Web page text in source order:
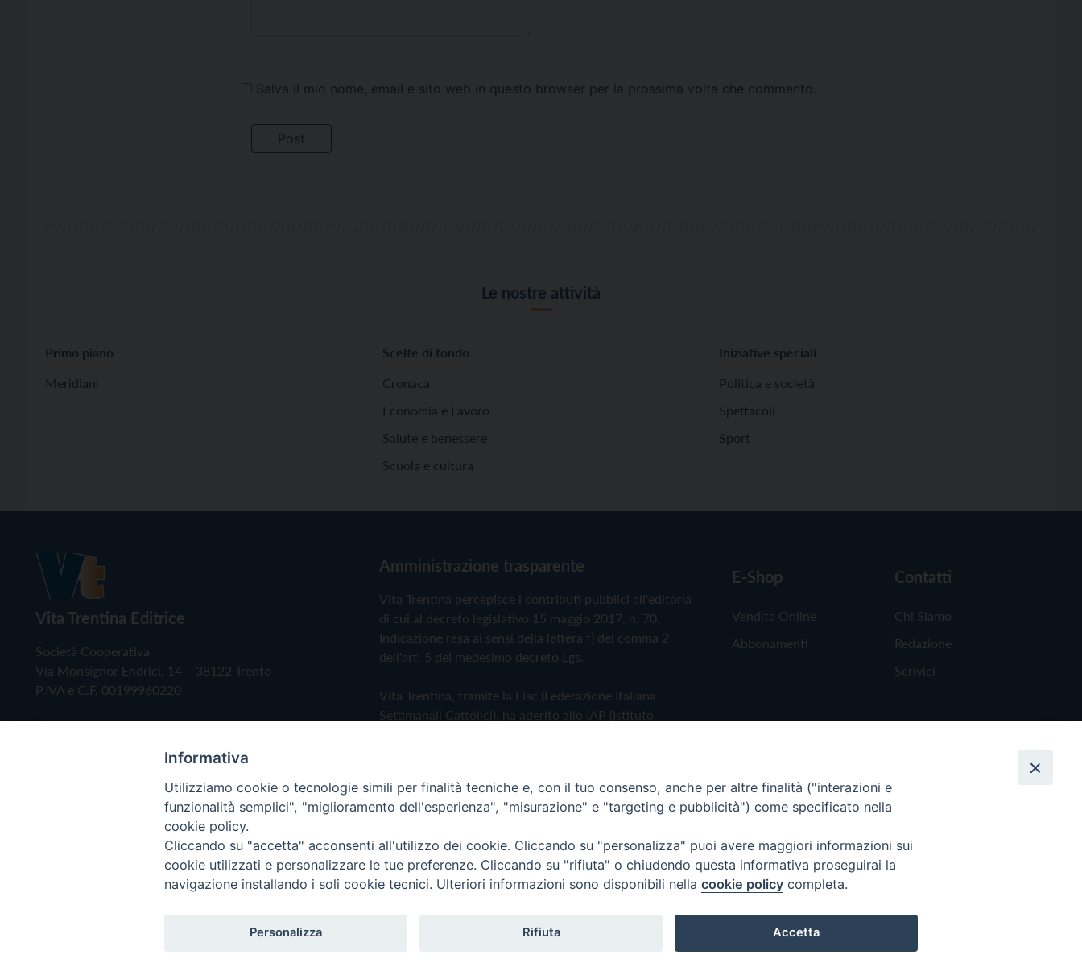
Salva il mio nome, email e sito web in questo browser per la prossima volta che commento.
Le nostre attività
Primo piano
Meridiani
Scelte di fondo
Cronaca
Economia e Lavoro
Salute e benessere
Scuola e cultura
Iniziative speciali
Politica e società
Spettacoli
Sport
Vita Trentina Editrice
Società Cooperativa
Via Monsignor Endrici, 14 – 38122 Trento
P.IVA e C.F. 00199960220
Amministrazione trasparente
Vita Trentina percepisce i contributi pubblici all'editoria
di cui al decreto legislativo 15 maggio 2017, n. 70.
Indicazione resa ai sensi della lettera f) del comma 2
dell'art. 5 del medesimo decreto Lgs.
Vita Trentina, tramite la Fisc (Federazione Italiana
Settimanali Cattolici), ha aderito allo IAP (Istituto
Privacy Policy Cookie Policy
E-Shop
Vendita Online
Abbonamenti
Contatti
Chi Siamo
Redazione
Scrivici
Copyright © 2019 - Tutti i diritti riservati - Vita Trentina Editrice
Informativa
Utilizziamo cookie o tecnologie simili per finalità tecniche e, con il tuo consenso, anche per altre finalità ("interazioni e
funzionalità semplici", "miglioramento dell'esperienza", "misurazione" e "targeting e pubblicità") come specificato nella
cookie policy.
Cliccando su "accetta" acconsenti all'utilizzo dei cookie. Cliccando su "personalizza" puoi avere maggiori informazioni sui
cookie utilizzati e personalizzare le tue preferenze. Cliccando su "rifiuta" o chiudendo questa informativa proseguirai la
navigazione installando i soli cookie tecnici. Ulteriori informazioni sono disponibili nella cookie policy completa.
Personalizza Rifiuta Accetta